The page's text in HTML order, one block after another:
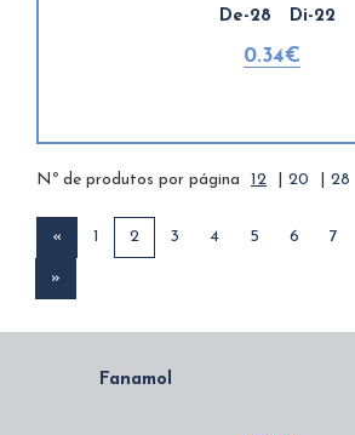
De-28 Di-22
0.34€
Nº de produtos por página 12 20 28
« 1 2 3 4 5 6 7
»